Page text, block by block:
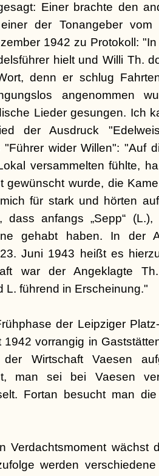
Einer brachte den
der Tonangeber
1942 zu Protokoll:
hielt und Willi Th.
denn er schlug
angenommen
Lieder gesungen. Ich
der Ausdruck
"Führer wider Willen": "Auf
versammelten fühlte,
gewünscht wurde, die
für stark und hörten
dass anfangs „Sepp“
gehabt haben. In der
Juni 1943 heißt es
war der Angeklagte
L. führend in Erscheinung."
der Leipziger
1942 vorrangig in
Wirtschaft Vaesen
man sei bei Vaesen
Fortan besucht man
Verdachtsmoment wächst
werden